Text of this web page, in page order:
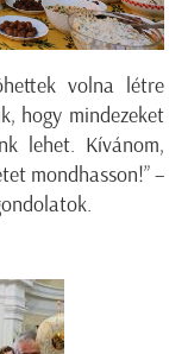
volna létre
hogy mindezeket
lehet. Kívánom,
mondhasson!” –